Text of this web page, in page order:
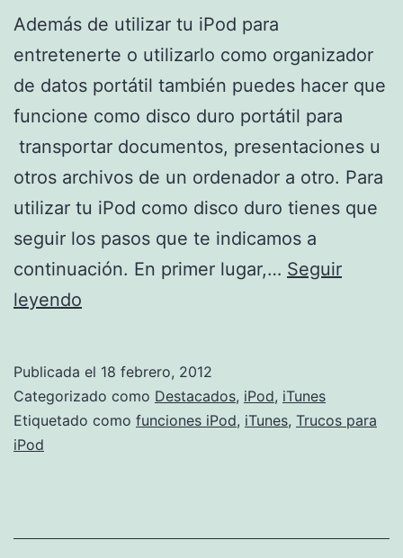
Además de utilizar tu iPod para
entretenerte o utilizarlo como organizador
de datos portátil también puedes hacer que
funcione como disco duro portátil para
transportar documentos, presentaciones u
otros archivos de un ordenador a otro. Para
utilizar tu iPod como disco duro tienes que
seguir los pasos que te indicamos a
continuación. En primer lugar,… Seguir
leyendo
como
un
Publicada el 18 febrero, 2012
Categorizado como Destacados, iPod, iTunes
Etiquetado como funciones iPod, iTunes, Trucos para
iPod